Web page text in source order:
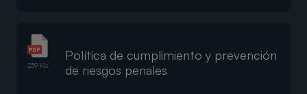
239 Kb
Política de cumplimiento y prevención
de riesgos penales